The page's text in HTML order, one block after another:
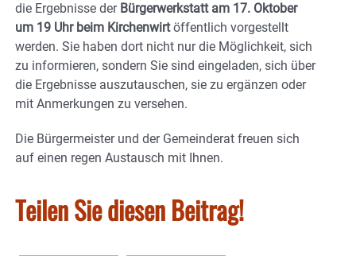
die Ergebnisse der Bürgerwerkstatt am 17. Oktober
um 19 Uhr beim Kirchenwirtöffentlich vorgestellt
werden. Sie haben dort nicht nur die Möglichkeit, sich
zu informieren, sondern Sie sind eingeladen, sich über
die Ergebnisse auszutauschen, sie zu ergänzen oder
mit Anmerkungen zu versehen.
Die Bürgermeister und der Gemeinderat freuen sich
auf einen regen Austausch mit Ihnen.
Teilen Sie diesen Beitrag!